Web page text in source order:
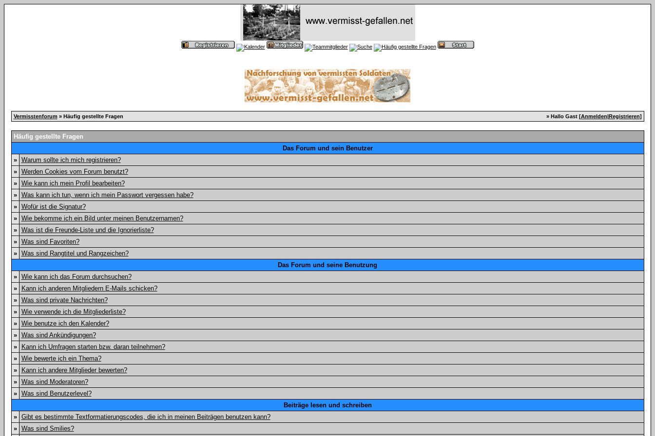
Vermisstenforum » Häufig gestellte Fragen » Hallo Gast [Anmelden|Registrieren]
Häufig gestellte Fragen
Das Forum und sein Benutzer
»
Warum sollte ich mich registrieren?
»
Werden Cookies vom Forum benutzt?
»
Wie kann ich mein Profil bearbeiten?
»
Was kann ich tun, wenn ich mein Passwort vergessen habe?
»
Wofür ist die Signatur?
»
Wie bekomme ich ein Bild unter meinen Benutzernamen?
»
Was ist die Freunde-Liste und die Ignorierliste?
»
Was sind Favoriten?
»
Was sind Rangtitel und Rangzeichen?
Das Forum und seine Benutzung
»
Wie kann ich das Forum durchsuchen?
»
Kann ich anderen Mitgliedern E-Mails schicken?
»
Was sind private Nachrichten?
»
Wie verwende ich die Mitgliederliste?
»
Wie benutze ich den Kalender?
»
Was sind Ankündigungen?
»
Kann ich Umfragen starten bzw. daran teilnehmen?
»
Wie bewerte ich ein Thema?
»
Kann ich andere Mitglieder bewerten?
»
Was sind Moderatoren?
»
Was sind Benutzerlevel?
Beiträge lesen und schreiben
»
Gibt es bestimmte Textformatierungscodes, die ich in meinen Beiträgen benutzen kann?
»
Was sind Smilies?